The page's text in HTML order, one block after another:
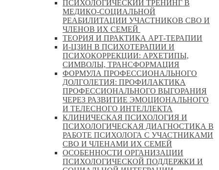
ПСИХОЛОГИЧЕСКИЙ ТРЕНИНГ В
МЕДИКО-СОЦИАЛЬНОЙ
РЕАБИЛИТАЦИИ УЧАСТНИКОВ СВО И
ЧЛЕНОВ ИХ СЕМЕЙ
ТЕОРИЯ И ПРАКТИКА АРТ-ТЕРАПИИ
И-ЦЗИН В ПСИХОТЕРАПИИ И
ПСИХОКОРРЕКЦИИ: АРХЕТИПЫ,
СИМВОЛЫ, ТРАНСФОРМАЦИЯ
ФОРМУЛА ПРОФЕССИОНАЛЬНОГО
ДОЛГОЛЕТИЯ: ПРОФИЛАКТИКА
ПРОФЕССИОНАЛЬНОГО ВЫГОРАНИЯ
ЧЕРЕЗ РАЗВИТИЕ ЭМОЦИОНАЛЬНОГО
И ТЕЛЕСНОГО ИНТЕЛЛЕКТА
КЛИНИЧЕСКАЯ ПСИХОЛОГИЯ И
ПСИХОЛОГИЧЕСКАЯ ДИАГНОСТИКА В
РАБОТЕ ПСИХОЛОГА С УЧАСТНИКАМИ
СВО И ЧЛЕНАМИ ИХ СЕМЕЙ
ОСОБЕННОСТИ ОРГАНИЗАЦИИ
ПСИХОЛОГИЧЕСКОЙ ПОДДЕРЖКИ И